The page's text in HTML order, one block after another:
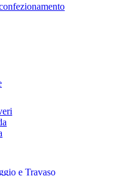
e Travaso